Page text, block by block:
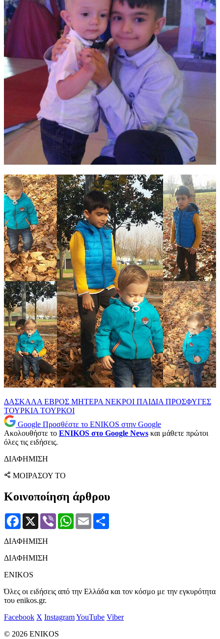
ΔΑΣΚΑΛΑ ΕΒΡΟΣ ΜΗΤΕΡΑ ΝΕΚΡΟΙ ΠΑΙΔΙΑ ΠΡΟΣΦΥΓΕΣ
ΤΟΥΡΚΙΑ ΤΟΥΡΚΟΙ
Google Προσθέστε το ENIKOS στην Google
Ακολουθήστε το ENIKOS στο Google News και μάθετε πρώτοι
όλες τις ειδήσεις.
ΔΙΑΦΗΜΙΣΗ
ΜΟΙΡΑΣΟΥ ΤΟ
Κοινοποίηση άρθρου
Facebook
X Viber WhatsApp
Email
ΔΙΑΦΗΜΙΣΗ
ΔΙΑΦΗΜΙΣΗ
ENIKOS
Όλες οι ειδήσεις από την Ελλάδα και τον κόσμο με την εγκυρότητα
του enikos.gr.
Facebook X InstagramYouTube Viber
© 2026 ENIKOS